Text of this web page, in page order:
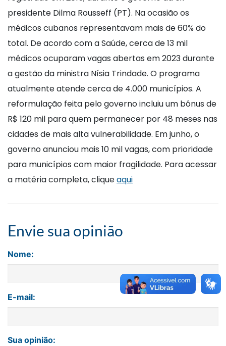
presidente Dilma Rousseff (PT). Na ocasião os
médicos cubanos representavam mais de 60% do
total. De acordo com a Saúde, cerca de 13 mil
médicos ocuparam vagas abertas em 2023 durante
a gestão da ministra Nísia Trindade. O programa
atualmente atende cerca de 4.000 municípios. A
reformulação feita pelo governo incluiu um bônus de
R$ 120 mil para quem permanecer por 48 meses nas
cidades de mais alta vulnerabilidade. Em junho, o
governo anunciou mais 10 mil vagas, com prioridade
para municípios com maior fragilidade. Para acessar
a matéria completa, cliqueaqui
Envie sua opinião
Nome:
E-mail:
Sua opinião: